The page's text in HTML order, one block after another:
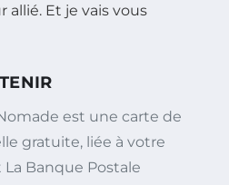
Et je vais vous
est une carte de
gratuite, liée à votre
Banque Postale